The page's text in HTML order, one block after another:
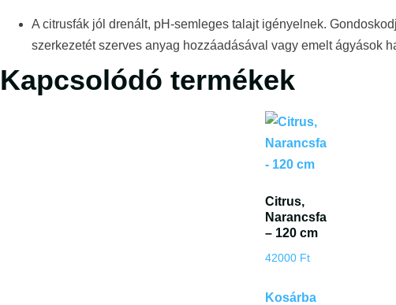
A citrusfák jól drenált, pH-semleges talajt igényelnek.
szerkezetét szerves anyag hozzáadásával vagy emelt ágyások
Kapcsolódó termékek
Citrus,
Narancsfa
– 120 cm
42000 Ft
Kosárba